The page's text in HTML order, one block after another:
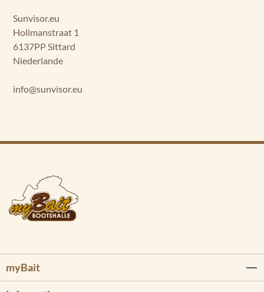
Sunvisor.eu
Hollmanstraat 1
6137PP Sittard
Niederlande
info@sunvisor.eu
myBait